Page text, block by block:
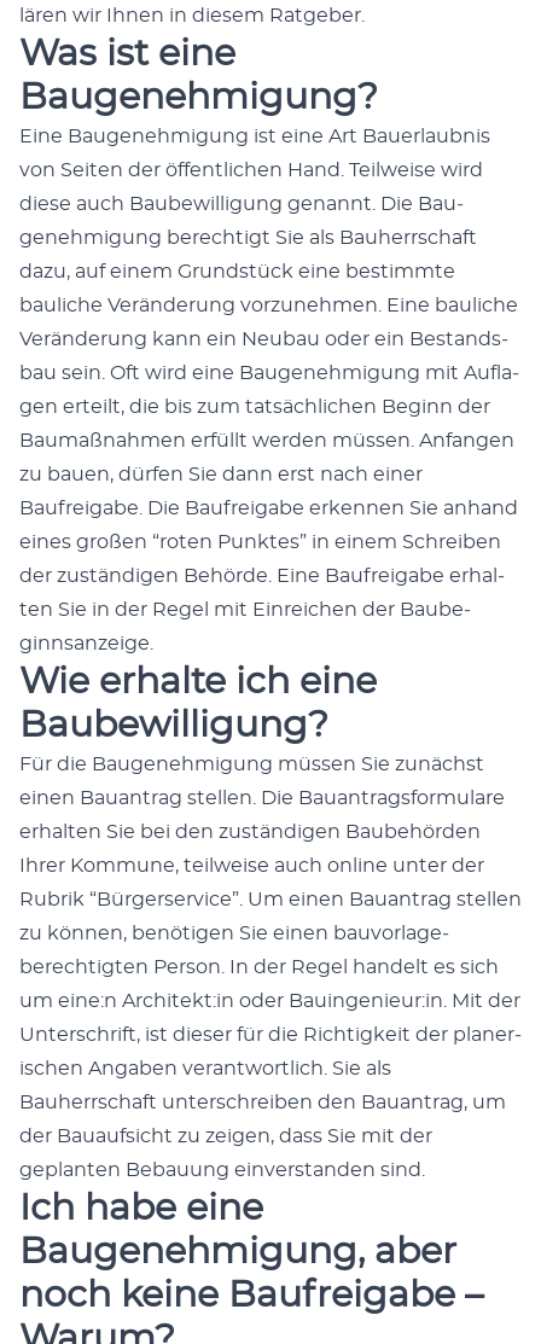
lären wir Ihnen in diesem Rat­ge­ber.
Was ist eine
Baugenehmigung?
Eine Bau­genehmi­gung ist eine Art Bauer­laub­nis
von Seit­en der öffentlichen Hand. Teil­weise wird
diese auch Baube­wil­li­gung genan­nt. Die Bau­
genehmi­gung berechtigt Sie als Bauherrschaft
dazu, auf einem Grund­stück eine bes­timmte
bauliche Verän­derung vorzunehmen. Eine bauliche
Verän­derung kann ein Neubau oder ein Bestands­
bau sein. Oft wird eine Bau­genehmi­gung mit Aufla­
gen erteilt, die bis zum tat­säch­lichen Beginn der
Bau­maß­nah­men erfüllt wer­den müssen. Anfan­gen
zu bauen, dür­fen Sie dann erst nach ein­er
Baufreiga­be. Die Baufreiga­be erken­nen Sie anhand
eines großen “roten Punk­tes” in einem Schreiben
der zuständi­gen Behörde. Eine Baufreiga­be erhal­
ten Sie in der Regel mit Ein­re­ichen der Baube­
ginnsanzeige.
Wie erhalte ich eine
Baubewilligung?
Für die Bau­genehmi­gung müssen Sie zunächst
einen Bauantrag stellen. Die Bauantrags­for­mu­la­re
erhal­ten Sie bei den zuständi­gen Baube­hör­den
Ihrer Kom­mune, teil­weise auch online unter der
Rubrik “Bürg­erser­vice”. Um einen Bauantrag stellen
zu kön­nen, benöti­gen Sie einen bau­vor­lage­
berechtigten Per­son. In der Regel han­delt es sich
um eine:n Architekt:in oder Bauingenieur:in. Mit der
Unter­schrift, ist dieser für die Richtigkeit der planer­
ischen Angaben ver­ant­wortlich. Sie als
Bauherrschaft unter­schreiben den Bauantrag, um
der Bauauf­sicht zu zeigen, dass Sie mit der
geplanten Bebau­ung ein­ver­standen sind.
Ich habe eine
Baugenehmigung, aber
noch keine Baufreigabe –